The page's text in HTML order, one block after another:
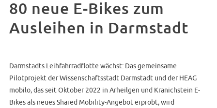
80 neue E-Bikes zum
Ausleihen in Darmstadt
Darmstadts Leihfahrradflotte wächst: Das gemeinsame
Pilotprojekt der Wissenschaftsstadt Darmstadt und der HEAG
mobilo, das seit Oktober 2022 in Arheilgen und Kranichstein E-
Bikes als neues Shared Mobility-Angebot erprobt, wird